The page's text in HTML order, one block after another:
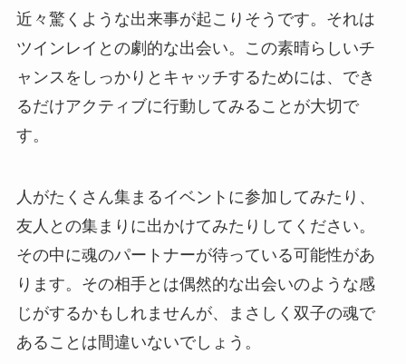
近々驚くような出来事が起こりそうです。それは
ツインレイとの劇的な出会い。この素晴らしいチ
ャンスをしっかりとキャッチするためには、でき
るだけアクティブに行動してみることが大切で
す。
人がたくさん集まるイベントに参加してみたり、
友人との集まりに出かけてみたりしてください。
その中に魂のパートナーが待っている可能性があ
ります。その相手とは偶然的な出会いのような感
じがするかもしれませんが、まさしく双子の魂で
あることは間違いないでしょう。